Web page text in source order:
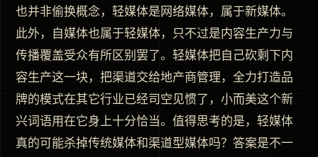
也并非偷换概念，轻媒体是网络媒体，属于新媒体。
此外，自媒体也属于轻媒体，只不过是内容生产力与
传播覆盖受众有所区别罢了。轻媒体把自己砍剩下内
容生产这一块，把渠道交给地产商管理，全力打造品
牌的模式在其它行业已经司空见惯了，小而美这个新
兴词语用在它身上十分恰当。值得思考的是，轻媒体
真的可能杀掉传统媒体和渠道型媒体吗？答案是不一